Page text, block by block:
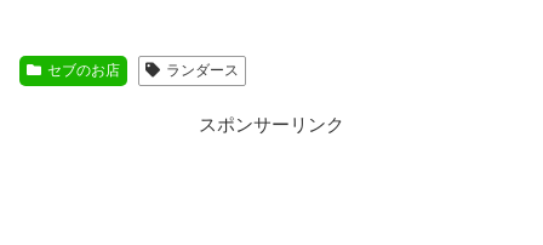
セブのお店 ランダース
スポンサーリンク